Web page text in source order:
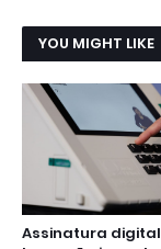
YOU MIGHT LIKE
Assinatura